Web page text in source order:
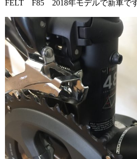
FELT F85 2018年モデルで新車で